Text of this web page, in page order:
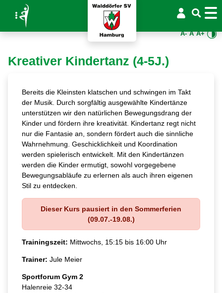
A- A A+
Kreativer Kindertanz (4-5J.)
Bereits die Kleinsten klatschen und schwingen im Takt
der Musik. Durch sorgfältig ausgewählte Kindertänze
unterstützen wir den natürlichen Bewegungsdrang der
Kinder und fördern ihre kreativität. Kindertanz regt nicht
nur die Fantasie an, sondern fördert auch die sinnliche
Wahrnehmung. Geschicklichkeit und Koordination
werden spielerisch entwickelt. Mit den Kindertänzen
werden die Kinder ermutigt, sowohl vorgegebene
Bewegungsabläufe zu erlernen als auch ihren eigenen
Stil zu entdecken.
Dieser Kurs pausiert in den Sommerferien
(09.07.-19.08.)
Trainingszeit: Mittwochs, 15:15 bis 16:00 Uhr
Trainer: Jule Meier
Sportforum Gym 2
Halenreie 32-34